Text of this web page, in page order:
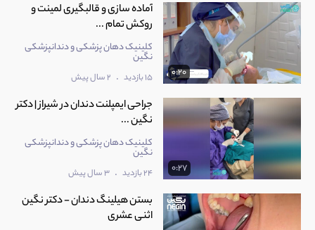
0:20
آماده سازی و قالبگیری لمینت و
روکش تمام ...
کلینیک دهان پزشکی و دندانپزشکی
نگین
15 بازدید . 2 سال پیش
0:27
جراحی ایمپلنت دندان در شیراز | دکتر
نگین ...
کلینیک دهان پزشکی و دندانپزشکی
نگین
24 بازدید . 3 سال پیش
بستن هیلینگ دندان - دکتر نگین
اثنی عشری